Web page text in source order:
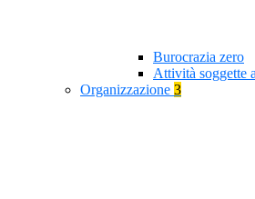
Burocrazia zero
Attività soggette
Organizzazione 3